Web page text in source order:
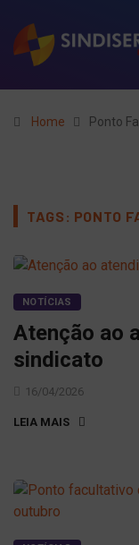
Home Ponto
TAGS: PONTO
NOTÍCIAS
Atenção ao
sindicato
16/04/2026
LEIA MAIS